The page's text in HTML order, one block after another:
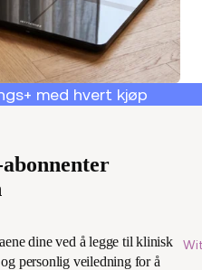
med hvert kjøp
dine ved å legge til klinisk
personlig veiledning for å